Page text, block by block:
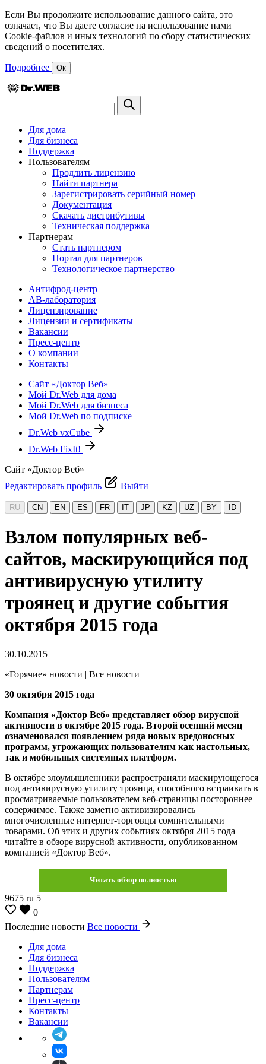
Если Вы продолжите использование данного сайта, это
означает, что Вы даете согласие на использование нами
Cookie-файлов и иных технологий по сбору статистических
сведений о посетителях.
Подробнее Ок
Для дома
Для бизнеса
Поддержка
Пользователям
Продлить лицензию
Найти партнера
Зарегистрировать серийный номер
Документация
Скачать дистрибутивы
Техническая поддержка
Партнерам
Стать партнером
Портал для партнеров
Технологическое партнерство
Антифрод-центр
АВ-лаборатория
Лицензирование
Лицензии и сертификаты
Вакансии
Пресс-центр
О компании
Контакты
Сайт «Доктор Веб»
Мой Dr.Web для дома
Мой Dr.Web для бизнеса
Мой Dr.Web по подписке
Dr.Web vxCube
Dr.Web FixIt!
Сайт «Доктор Веб»
Редактировать профиль
Выйти
RU CN EN ES FR IT JP KZ UZ BY ID
Взлом популярных веб-
сайтов, маскирующийся под
антивирусную утилиту
троянец и другие события
октября 2015 года
30.10.2015
«Горячие» новости | Все новости
30 октября 2015 года
Компания «Доктор Веб» представляет обзор вирусной
активности в октябре 2015 года. Второй осенний месяц
ознаменовался появлением ряда новых вредоносных
программ, угрожающих пользователям как настольных,
так и мобильных системных платформ.
В октябре злоумышленники распространяли маскирующегося
под антивирусную утилиту троянца, способного встраивать в
просматриваемые пользователем веб-страницы постороннее
содержимое. Также заметно активизировались
многочисленные интернет-торговцы сомнительными
товарами. Об этих и других событиях октября 2015 года
читайте в обзоре вирусной активности, опубликованном
компанией «Доктор Веб».
Читать обзор полностью
9675 ru 5
0
Последние новости Все новости
Для дома
Для бизнеса
Поддержка
Пользователям
Партнерам
Пресс-центр
Контакты
Вакансии